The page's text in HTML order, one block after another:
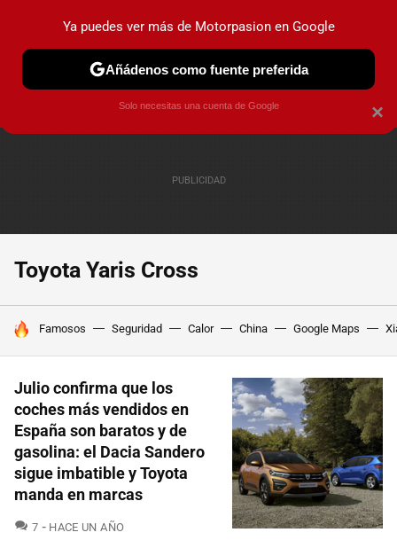
PRUEBAS COCHES ELÉCTRICOS OBSERVATORIO
Toyota Yaris Cross
HOY SE HABLA DE
Famosos Seguridad Calor China Google Maps
Julio confirma que los
coches más vendidos en
España son baratos y de
gasolina: el Dacia Sandero
sigue imbatible y Toyota
manda en marcas
7 COMENTARIOS
HACE UN AÑO
×
Ya puedes ver más de Motorpasion en Google
Añádenos como fuente preferida
Solo necesitas una cuenta de Google